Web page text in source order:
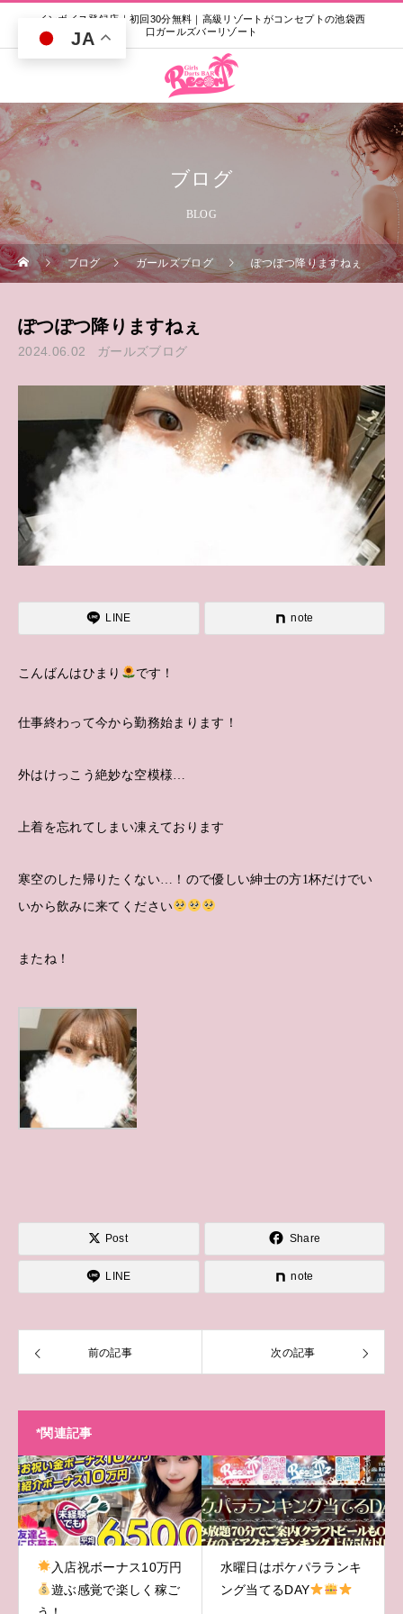
インボイス登録店｜初回30分無料｜高級リゾートがコンセプトの池袋西
口ガールズバーリゾート
ブログ
BLOG
ブログ ガールズブログ ぽつぽつ降りますねぇ
ぽつぽつ降りますねぇ
2024.06.02 ガールズブログ
LINE note
こんばんはひまり です！
仕事終わって今から勤務始まります！
外はけっこう絶妙な空模様…
上着を忘れてしまい凍えております
寒空のした帰りたくない…！ので優しい紳士の方1杯だけでい
いから飲みに来てください
またね！
Post Share
LINE note
前の記事 次の記事
*関連記事
入店祝ボーナス10万円
遊ぶ感覚で楽しく稼ご
水曜日はポケパラランキ
ング当てるDAY
JA